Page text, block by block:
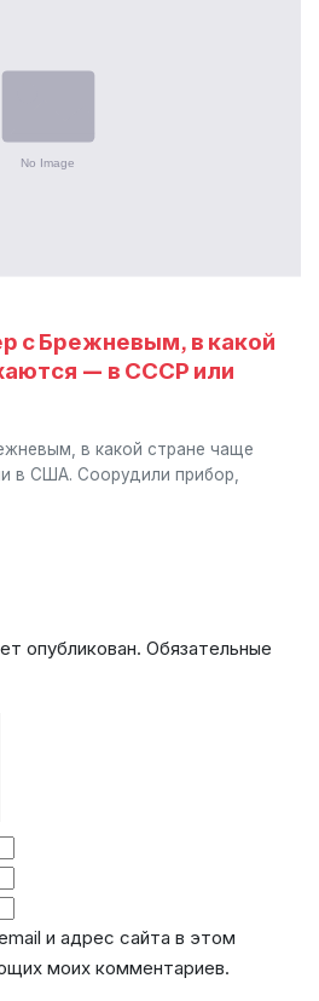
с Брежневым, в какой
— в СССР или
в какой стране чаще
в США. Соорудили прибор,
опубликован. Обязательные
и адрес сайта в этом
моих комментариев.